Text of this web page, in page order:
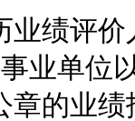
绩评价
业单位
章的业